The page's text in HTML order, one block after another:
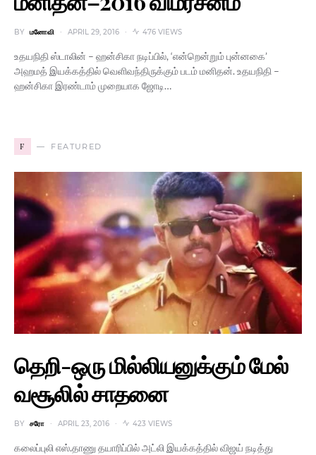
BY மனோவி APRIL 29, 2016 476 VIEWS
உதயநிதி ஸ்டாலின் – ஹன்சிகா நடிப்பில், ‘என்றென்றும் புன்னகை’
அஹமத் இயக்கத்தில் வெளிவந்திருக்கும் படம் மனிதன். உதயநிதி –
ஹன்சிகா இரண்டாம் முறையாக ஜோடி…
F FEATURED
தெறி-ஒரு மில்லியனுக்கும் மேல்
வசூலில் சாதனை
BY சரோ APRIL 23, 2016 423 VIEWS
கலைப்புலி எஸ்.தாணு தயாரிப்பில் அட்லி இயக்கத்தில் விஜய் நடித்து